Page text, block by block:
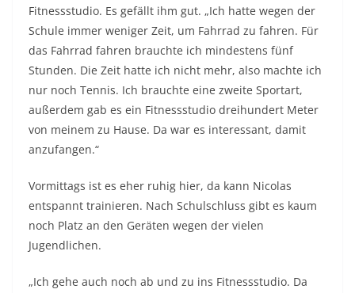
Fitnessstudio. Es gefällt ihm gut. „Ich hatte wegen der
Schule immer weniger Zeit, um Fahrrad zu fahren. Für
das Fahrrad fahren brauchte ich mindestens fünf
Stunden. Die Zeit hatte ich nicht mehr, also machte ich
nur noch Tennis. Ich brauchte eine zweite Sportart,
außerdem gab es ein Fitnessstudio dreihundert Meter
von meinem zu Hause. Da war es interessant, damit
anzufangen.“
Vormittags ist es eher ruhig hier, da kann Nicolas
entspannt trainieren. Nach Schulschluss gibt es kaum
noch Platz an den Geräten wegen der vielen
Jugendlichen.
„Ich gehe auch noch ab und zu ins Fitnessstudio. Da